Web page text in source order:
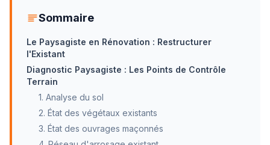
Sommaire
Le Paysagiste en Rénovation : Restructurer
l'Existant
Diagnostic Paysagiste : Les Points de Contrôle
Terrain
1. Analyse du sol
2. État des végétaux existants
3. État des ouvrages maçonnés